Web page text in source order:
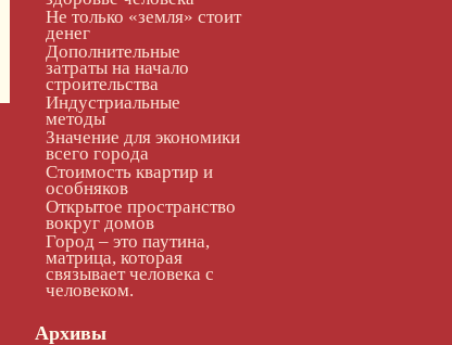
Не только «земля» стоит
денег
Дополнительные
затраты на начало
строительства
Индустриальные
методы
Значение для экономики
всего города
Стоимость квартир и
особняков
Открытое пространство
вокруг домов
Город – это паутина,
матрица, которая
связывает человека с
человеком.
Архивы